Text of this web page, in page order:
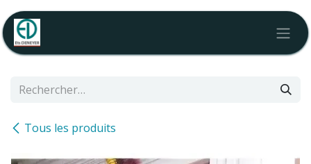
Se rendre au contenu
Tous les produits